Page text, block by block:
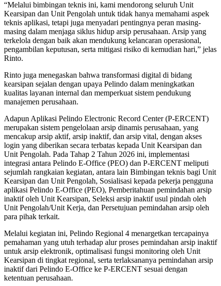
“Melalui bimbingan teknis ini, kami mendorong seluruh Unit
Kearsipan dan Unit Pengolah untuk tidak hanya memahami aspek
teknis aplikasi, tetapi juga menyadari pentingnya peran masing-
masing dalam menjaga siklus hidup arsip perusahaan. Arsip yang
terkelola dengan baik akan mendukung kelancaran operasional,
pengambilan keputusan, serta mitigasi risiko di kemudian hari,” jelas
Rinto.
Rinto juga menegaskan bahwa transformasi digital di bidang
kearsipan sejalan dengan upaya Pelindo dalam meningkatkan
kualitas layanan internal dan memperkuat sistem pendukung
manajemen perusahaan.
Adapun Aplikasi Pelindo Electronic Record Center (P-ERCENT)
merupakan sistem pengelolaan arsip dinamis perusahaan, yang
mencakup arsip aktif, arsip inaktif, dan arsip vital, dengan akses
login yang diberikan secara terbatas kepada Unit Kearsipan dan
Unit Pengolah. Pada Tahap 2 Tahun 2026 ini, implementasi
integrasi antara Pelindo E-Office (PEO) dan P-ERCENT meliputi
sejumlah rangkaian kegiatan, antara lain Bimbingan teknis bagi Unit
Kearsipan dan Unit Pengolah, Sosialisasi kepada pekerja pengguna
aplikasi Pelindo E-Office (PEO), Pemberitahuan pemindahan arsip
inaktif oleh Unit Kearsipan, Seleksi arsip inaktif usul pindah oleh
Unit Pengolah/Unit Kerja, dan Persetujuan pemindahan arsip oleh
para pihak terkait.
Melalui kegiatan ini, Pelindo Regional 4 menargetkan tercapainya
pemahaman yang utuh terhadap alur proses pemindahan arsip inaktif
untuk arsip elektronik, optimalisasi fungsi monitoring oleh Unit
Kearsipan di tingkat regional, serta terlaksananya pemindahan arsip
inaktif dari Pelindo E-Office ke P-ERCENT sesuai dengan
ketentuan perusahaan.